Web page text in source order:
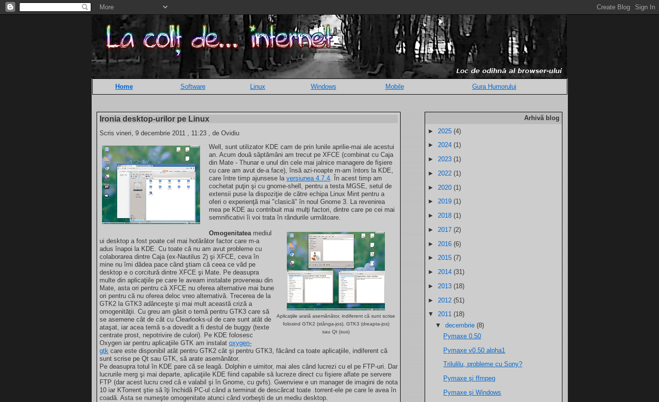
Home Software Linux Windows Mobile Gura Humorului
Ironia desktop-urilor pe Linux
Scris vineri, 9 decembrie 2011 , 11:23 , de Ovidiu
Well, sunt utilizator KDE cam de prin lunile aprilie-mai ale acestui
an. Acum două săptămâni am trecut pe XFCE (combinat cu Caja
din Mate - Thunar e unul din cele mai jalnice managere de fişiere
cu care am avut de-a face), însă azi-noapte m-am întors la KDE,
care între timp ajunsese laversiunea 4.7.4 . În acest timp am
cochetat puţin şi cu gnome-shell, pentru a testa MGSE, setul de
extensii puse la dispoziţie de către echipa Linux Mint pentru a
oferi o experienţă mai "clasică" în noul Gnome 3. La revenirea
mea pe KDE au contribuit mai mulţi factori, dintre care pe cei mai
semnificativi îi voi trata în rândurile următoare.
Aplicaţiile arată asemănător, indiferent că sunt scrise
folosind GTK2 (stânga-jos), GTK3 (dreapta-jos)
sau Qt (sus)
Omogenitatea mediul
ui desktop a fost poate cel mai hotărâtor factor care m-a
adus înapoi la KDE. Cu toate că nu am avut probleme cu
colaborarea dintre Caja (ex-Nautilus 2) şi XFCE, ceva în
mine nu îmi dădea pace când ştiam că ceea ce văd pe
desktop e o corcitură dintre XFCE şi Mate. Pe deasupra
multe din aplicaţiile pe care le aveam instalate proveneau din
Mate, asta ori pentru că XFCE nu oferea alternative mai bune
ori pentru că nu oferea deloc vreo alternativă. Trecerea de la
GTK2 la GTK3 adânceşte şi mai mult această criză a
omogenităţii. Cu greu am găsit o temă pentru GTK3 care să
se asemene cât de cât cu Clearlooks-ul de care sunt atât de
ataşat, iar acea temă s-a dovedit a fi destul de buggy (texte
centrate prost, nepotrivire de culori). Pe KDE folosesc
Oxygen iar pentru aplicaţiile GTK am instalatoxygen-
gtk care este disponibil atât pentru GTK2 cât şi pentru GTK3, făcând ca toate aplicaţiile, indiferent că
sunt scrise pe Qt sau GTK, să arate asemănător.
Pe deasupra totul în KDE pare că se leagă. Dolphin e uimitor, mai ales când lucrezi cu el pe FTP-uri. Dar
lucrurile merg şi mai departe, aplicaţiile KDE fiind capabile să lucreze direct cu fişiere aflate pe servere
FTP (dar acest lucru cred că e valabil şi în Gnome, cu gvfs). Gwenview e un manager de imagini de nota
10 iar KTorrent ştie să îţi închidă PC-ul când a terminat de descărcat toate .torrent-ele pe care le avea în
coadă. Asta se numeşte omogenitate atunci când vorbeşti de un mediu desktop.
Arhivă blog
► 2025 (4)
► 2024 (1)
► 2023 (1)
► 2022 (1)
► 2020 (1)
► 2019 (1)
► 2018 (1)
► 2017 (2)
► 2016 (6)
► 2015 (7)
► 2014 (31)
► 2013 (18)
► 2012 (51)
▼ 2011 (18)
▼decembrie(8)
Pymaxe 0.50
Pymaxe v0.50 alpha1
Trilulilu, probleme cu Sony?
Pymaxe şi ffmpeg
Pymaxe şi Windows